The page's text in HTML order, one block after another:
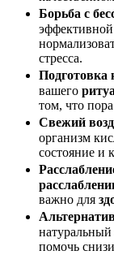
Борьба с
эффективной
стресса.
Подготовка
вашего
том, что
Свежий
организм
состояние и
важно для
помочь